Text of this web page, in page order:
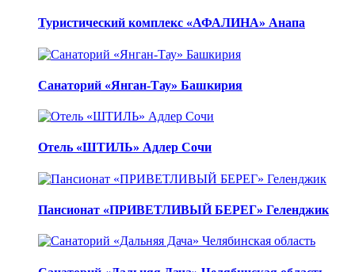
Туристический комплекс «АФАЛИНА» Анапа
Санаторий «Янган-Тау» Башкирия
Отель «ШТИЛЬ» Адлер Сочи
Пансионат «ПРИВЕТЛИВЫЙ БЕРЕГ» Геленджик